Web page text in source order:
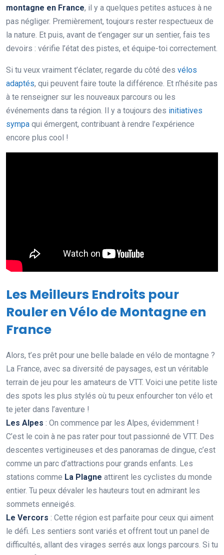
montagne en France, il y a quelques petites astuces à ne
pas négliger. Premièrement, toujours rester respectueux de
la nature. Et puis, avant de t’engager sur un sentier, fais tes
devoirs : vérifie l’état des pistes, et équipe-toi correctement.
Si tu veux vraiment t’éclater, regarde du côté des vélos
adaptés, qui peuvent faire toute la différence. Et n’hésite pas
à te renseigner sur les nouveaux parcours ou les
événements dans ta région. Il y a toujours des initiatives
sympa qui émergent, contribuant à rendre l’expérience
encore plus cool !
Les Meilleurs Endroits pour
Rouler en Vélo de Montagne en
France
Alors, t’es prêt pour une belle balade en vélo de montagne ?
La France, avec sa diversité de paysages, est un véritable
terrain de jeu pour les amateurs de VTT. Voici une petite liste
des spots les plus stylés où tu peux enfourcher ton vélo et
te jeter dans l’aventure !
Les Alpes : On commence par les Alpes, évidemment !
C’est le coin à ne pas rater pour tout passionné de VTT. Des
descentes vertigineuses et des panoramas de dingue, c’est
comme un parc d’attractions pour grands enfants. Les
stations comme La Plagne attirent les cyclistes du monde
entier. Tu peux dévaler les hauteurs tout en admirant les
sommets enneigés.
Le Vercors : Cette région est parfaite pour ceux qui aiment
le défi. Les sentiers sont variés et offrent tout un panel de
difficultés, allant des virages serrés aux longs parcours. Si tu